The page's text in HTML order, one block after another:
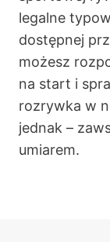
legalne
dostępnej
możesz
na start i
rozrywka w
jednak –
umiarem.